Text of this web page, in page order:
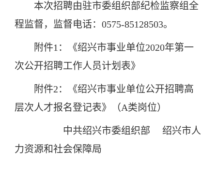
本次招聘由驻市委组织部纪检监察组全
程监督，监督电话：0575-85128503。
附件1：《绍兴市事业单位2020年第一
次公开招聘工作人员计划表》
附件2：《绍兴市事业单位公开招聘高
层次人才报名登记表》（A类岗位）
中共绍兴市委组织部
绍兴市人
力资源和社会保障局